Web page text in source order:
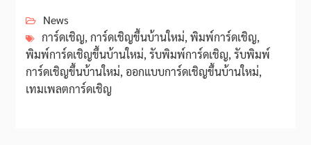
News
การ์ดเชิญ, การ์ดเชิญขึ้นบ้านใหม่, พิมพ์การ์ดเชิญ,
พิมพ์การ์ดเชิญขึ้นบ้านใหม่, รับพิมพ์การ์ดเชิญ, รับพิมพ์
การ์ดเชิญขึ้นบ้านใหม่, ออกแบบการ์ดเชิญขึ้นบ้านใหม่,
เทมเพลตการ์ดเชิญ